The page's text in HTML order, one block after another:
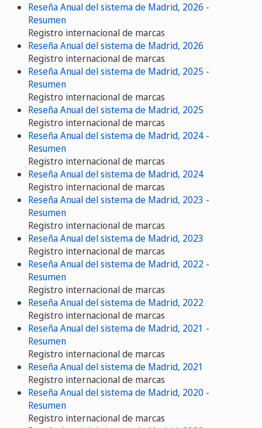
Reseña Anual del sistema de Madrid, 2026 -
Resumen
Registro internacional de marcas
Reseña Anual del sistema de Madrid, 2026
Registro internacional de marcas
Reseña Anual del sistema de Madrid, 2025 -
Resumen
Registro internacional de marcas
Reseña Anual del sistema de Madrid, 2025
Registro internacional de marcas
Reseña Anual del sistema de Madrid, 2024 -
Resumen
Registro internacional de marcas
Reseña Anual del sistema de Madrid, 2024
Registro internacional de marcas
Reseña Anual del sistema de Madrid, 2023 -
Resumen
Registro internacional de marcas
Reseña Anual del sistema de Madrid, 2023
Registro internacional de marcas
Reseña Anual del sistema de Madrid, 2022 -
Resumen
Registro internacional de marcas
Reseña Anual del sistema de Madrid, 2022
Registro internacional de marcas
Reseña Anual del sistema de Madrid, 2021 -
Resumen
Registro internacional de marcas
Reseña Anual del sistema de Madrid, 2021
Registro internacional de marcas
Reseña Anual del sistema de Madrid, 2020 -
Resumen
Registro internacional de marcas